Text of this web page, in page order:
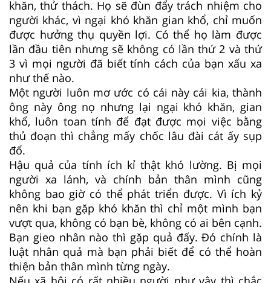
khăn, thử thách. Họ sẽ đùn đẩy trách nhiệm cho
người khác, vì ngại khó khăn gian khổ, chỉ muốn
được hưởng thụ quyền lợi. Có thể họ làm được
lần đầu tiên nhưng sẽ không có lần thứ 2 và thứ
3 vì mọi người đã biết tính cách của bạn xấu xa
như thế nào.
Một người luôn mơ ước có cái này cái kia, thành
ông này ông nọ nhưng lại ngại khó khăn, gian
khổ, luôn toan tính để đạt được mọi việc bằng
thủ đoạn thì chẳng mấy chốc lâu đài cát ấy sụp
đổ.
Hậu quả của tính ích kỉ thật khó lường. Bị mọi
người xa lánh, và chính bản thân mình cũng
không bao giờ có thể phát triển được. Vì ích kỷ
nên khi bạn gặp khó khăn thì chỉ một mình bạn
vượt qua, không có bạn bè, không có ai bên cạnh.
Bạn gieo nhân nào thì gặp quả đấy. Đó chính là
luật nhân quả mà bạn phải biết để có thể hoàn
thiện bản thân mình từng ngày.